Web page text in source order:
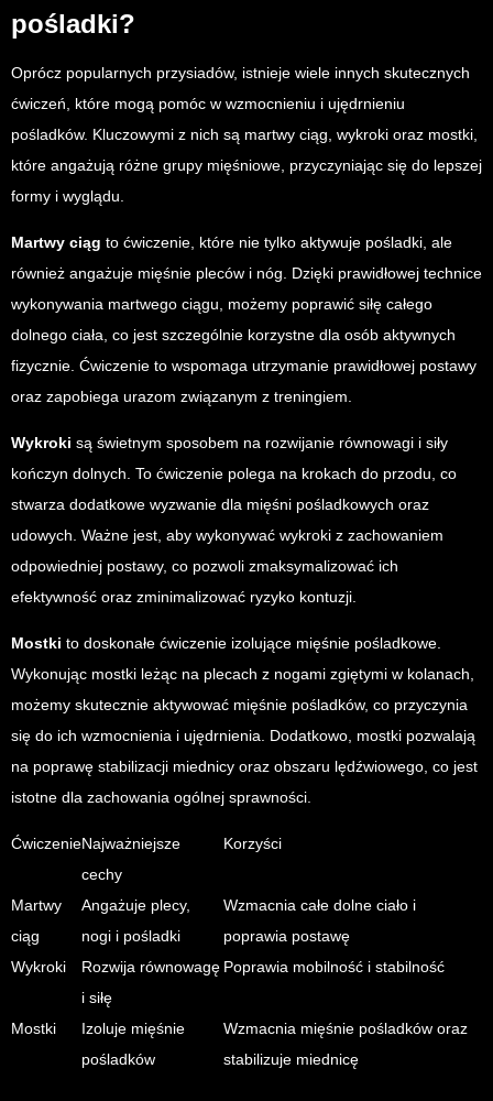
pośladki?
Oprócz popularnych przysiadów, istnieje wiele innych skutecznych
ćwiczeń, które mogą pomóc w wzmocnieniu i ujędrnieniu
pośladków. Kluczowymi z nich są martwy ciąg, wykroki oraz mostki,
które angażują różne grupy mięśniowe, przyczyniając się do lepszej
formy i wyglądu.
Martwy ciąg to ćwiczenie, które nie tylko aktywuje pośladki, ale
również angażuje mięśnie pleców i nóg. Dzięki prawidłowej technice
wykonywania martwego ciągu, możemy poprawić siłę całego
dolnego ciała, co jest szczególnie korzystne dla osób aktywnych
fizycznie. Ćwiczenie to wspomaga utrzymanie prawidłowej postawy
oraz zapobiega urazom związanym z treningiem.
Wykroki są świetnym sposobem na rozwijanie równowagi i siły
kończyn dolnych. To ćwiczenie polega na krokach do przodu, co
stwarza dodatkowe wyzwanie dla mięśni pośladkowych oraz
udowych. Ważne jest, aby wykonywać wykroki z zachowaniem
odpowiedniej postawy, co pozwoli zmaksymalizować ich
efektywność oraz zminimalizować ryzyko kontuzji.
Mostki to doskonałe ćwiczenie izolujące mięśnie pośladkowe.
Wykonując mostki leżąc na plecach z nogami zgiętymi w kolanach,
możemy skutecznie aktywować mięśnie pośladków, co przyczynia
się do ich wzmocnienia i ujędrnienia. Dodatkowo, mostki pozwalają
na poprawę stabilizacji miednicy oraz obszaru lędźwiowego, co jest
istotne dla zachowania ogólnej sprawności.
ĆwiczenieNajważniejsze
cechy
Korzyści
Martwy
ciąg
Angażuje plecy,
nogi i pośladki
Wzmacnia całe dolne ciało i
poprawia postawę
Wykroki
Rozwija równowagę
i siłę
Poprawia mobilność i stabilność
Mostki
Izoluje mięśnie
pośladków
Wzmacnia mięśnie pośladków oraz
stabilizuje miednicę